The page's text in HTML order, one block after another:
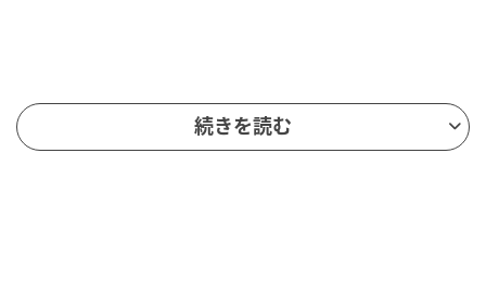
北海道デジタル・アンド・コンサルティング
「LINEヤフー Partner Program」
続きを読む